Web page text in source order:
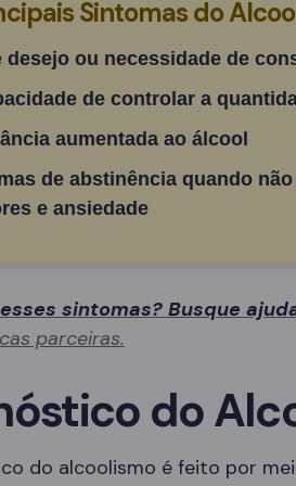
Sintomas do
desejo ou necessidade de
de controlar a
aumentada ao álcool
de abstinência quando
e ansiedade
sintomas? Busque
parceiras.
do
do alcoolismo é feito por